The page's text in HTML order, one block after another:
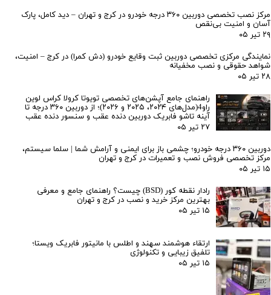
مرکز نصب تخصصی دوربین ۳۶۰ درجه خودرو در کرج و تهران – دید کامل، پارک
آسان و امنیت بی‌نقص
۲۹ تیر ۰۵
نمایندگی مرکزی تخصصی دوربین ثبت وقایع خودرو (دش کمرا) در کرج – امنیت،
شواهد حقوقی و نصب مخفیانه
۲۸ تیر ۰۵
راهنمای جامع آپشن‌های تخصصی تویوتا کرولا کراس لوین
راو4(مدل‌های ۲۰۲۴، ۲۰۲۵ و ۲۰۲۶)؛ از دوربین ۳۶۰ درجه تا
آینه تاشو فابریک دوربین دنده عقب و سنسور دنده عقب
۲۷ تیر ۰۵
دوربین ۳۶۰ درجه خودرو؛ چشمی باز برای ایمنی و آرامش شما | سلما سیستم،
مرکز تخصصی فروش نصب و تعمیرات در کرج و تهران
۱۵ تیر ۰۵
رادار نقطه کور (BSD) چیست؟ راهنمای جامع و معرفی
بهترین مرکز خرید و نصب در کرج و تهران
۱۵ تیر ۰۵
ارتقاء هوشمند سهند و اطلس با مانیتور فابریک ویستا؛
تلفیق زیبایی و تکنولوژی
۱۵ تیر ۰۵